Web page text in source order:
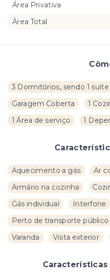
3 Dormitórios, sendo 1 suíte
Garagem Coberta
1
1 Área de serviço
1
Aquecimento a gás
Ar
Armário na cozinha
Gás individual
Interfone
Perto de transporte público
Varanda
Vista exterior
Área Privativa
Área Total